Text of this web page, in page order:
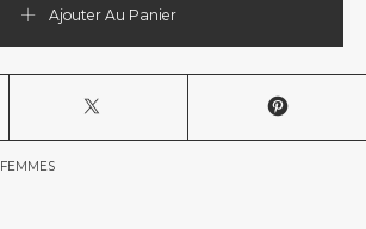
Ajouter Au Panier
FEMMES